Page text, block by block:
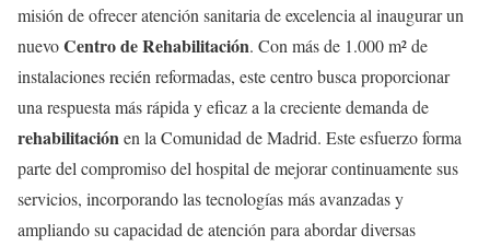
misión de ofrecer atención sanitaria de excelencia al inaugurar un
nuevoCentro de Rehabilitación. Con más de 1.000 m² de
instalaciones recién reformadas, este centro busca proporcionar
una respuesta más rápida y eficaz a la creciente demanda de
rehabilitación en la Comunidad de Madrid. Este esfuerzo forma
parte del compromiso del hospital de mejorar continuamente sus
servicios, incorporando las tecnologías más avanzadas y
ampliando su capacidad de atención para abordar diversas